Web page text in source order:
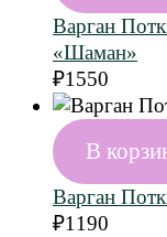
Варган
«Шаман»
₽1550
В
Варган
₽1190